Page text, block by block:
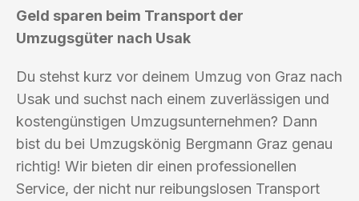
Geld sparen beim Transport der
Umzugsgüter nach Usak
Du stehst kurz vor deinem Umzug von Graz nach
Usak und suchst nach einem zuverlässigen und
kostengünstigen Umzugsunternehmen? Dann
bist du bei Umzugskönig Bergmann Graz genau
richtig! Wir bieten dir einen professionellen
Service, der nicht nur reibungslosen Transport